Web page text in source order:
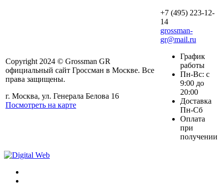
Copyright 2024 © Grossman GR
официальный сайт Гроссман в Москве. Все
права защищены.
г. Москва, ул. Генерала Белова 16
Посмотреть на карте
+7 (495) 223-12-
14
grossman-
gr@mail.ru
График
работы
Пн-Вс: с
9:00 до
20:00
Доставка
Пн-Сб
Оплата
при
получении